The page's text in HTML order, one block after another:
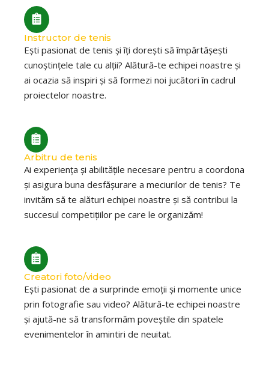
Instructor de tenis
Ești pasionat de tenis și îți dorești să împărtășești
cunoștințele tale cu alții? Alătură-te echipei noastre și
ai ocazia să inspiri și să formezi noi jucători în cadrul
proiectelor noastre.
Arbitru de tenis
Ai experiența și abilitățile necesare pentru a coordona
și asigura buna desfășurare a meciurilor de tenis? Te
invităm să te alături echipei noastre și să contribui la
succesul competițiilor pe care le organizăm!
Creatori foto/video
Ești pasionat de a surprinde emoții și momente unice
prin fotografie sau video? Alătură-te echipei noastre
și ajută-ne să transformăm poveștile din spatele
evenimentelor în amintiri de neuitat.